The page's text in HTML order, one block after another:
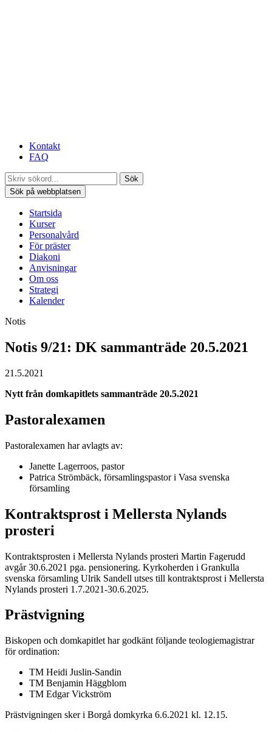
Kontakt
FAQ
Sök
Sök på webbplatsen
Startsida
Kurser
Personalvård
För präster
Diakoni
Anvisningar
Om oss
Strategi
Kalender
Notis
Notis 9/21: DK sammanträde 20.5.2021
21.5.2021
Nytt från domkapitlets sammanträde 20.5.2021
Pastoralexamen
Pastoralexamen har avlagts av:
Janette Lagerroos, pastor
Patrica Strömbäck, församlingspastor i Vasa svenska
församling
Kontraktsprost i Mellersta Nylands
prosteri
Kontraktsprosten i Mellersta Nylands prosteri Martin Fagerudd
avgår 30.6.2021 pga. pensionering. Kyrkoherden i Grankulla
svenska församling Ulrik Sandell utses till kontraktsprost i Mellersta
Nylands prosteri 1.7.2021-30.6.2025.
Prästvigning
Biskopen och domkapitlet har godkänt följande teologiemagistrar
för ordination:
TM Heidi Juslin-Sandin
TM Benjamin Häggblom
TM Edgar Vickström
Prästvigningen sker i Borgå domkyrka 6.6.2021 kl. 12.15.